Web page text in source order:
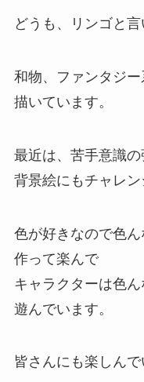
どうも、リンゴと言
和物、ファンタジ
描いています。
最近は、苦手意識の
背景絵にもチャレン
色が好きなので色ん
作って楽んで
キャラクターは色
遊んでいます。
皆さんにも楽しんで